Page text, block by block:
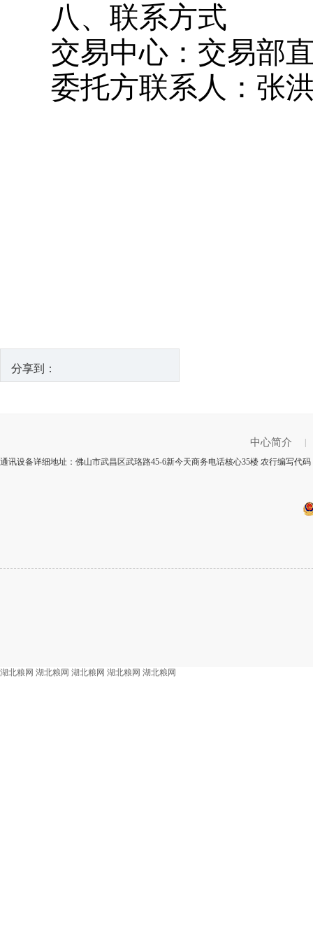
八、联系方式
交易中心： 交易部
委托方联系人： 张
分享到：
中心简介
通讯设备详细地址：佛山市武昌区武珞路45-6新今天商务电话核心35楼 农行编写代
湖北粮网 湖北粮网 湖北粮网 湖北粮网 湖北粮网